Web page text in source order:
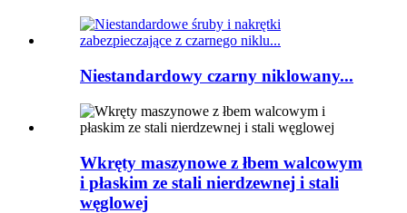
Niestandardowy czarny niklowany...
Wkręty maszynowe z łbem walcowym
i płaskim ze stali nierdzewnej i stali
węglowej